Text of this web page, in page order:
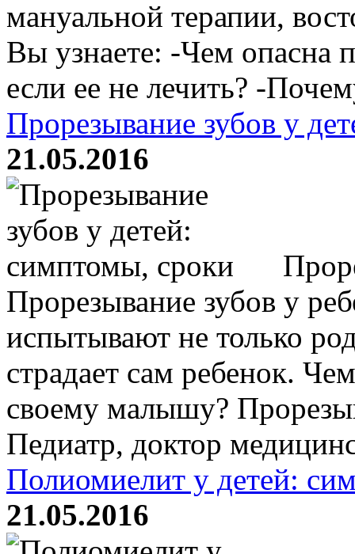
мануальной терапии,
Вы узнаете: -Чем опасна
если ее не лечить? -
Прорезывание зубов у
21.05.2016
Прорезывание зубов у
испытывают не только
страдает сам ребенок.
своему малышу?
Педиатр, доктор
Полиомиелит у детей:
21.05.2016